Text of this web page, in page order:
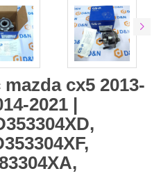
cx5 2013-
2021 |